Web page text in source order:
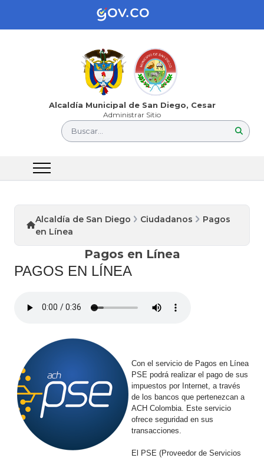
Alcaldía Municipal de San Diego, Cesar
Administrar Sitio
Buscar...
Alcaldía de San Diego Ciudadanos
Pagos
en Línea
Pagos en Línea
​PAGOS E​N LÍNEA
Con el servicio de Pagos en Línea
PSE podrá realizar el pago de sus
impuestos por Internet, a través
de los bancos que pertenezcan a
ACH Colombia. Este servicio
ofrece seguridad en sus
transacciones.​
El PSE (Proveedor de Servicios